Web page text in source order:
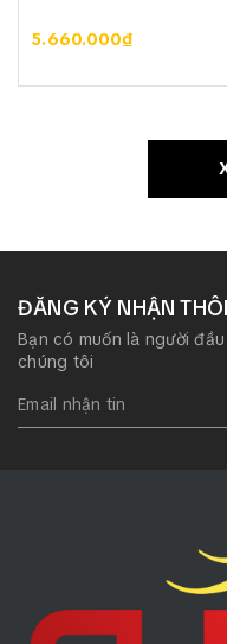
5.660.000₫
ĐĂNG KÝ NHẬN
Bạn có muốn là người
chúng tôi